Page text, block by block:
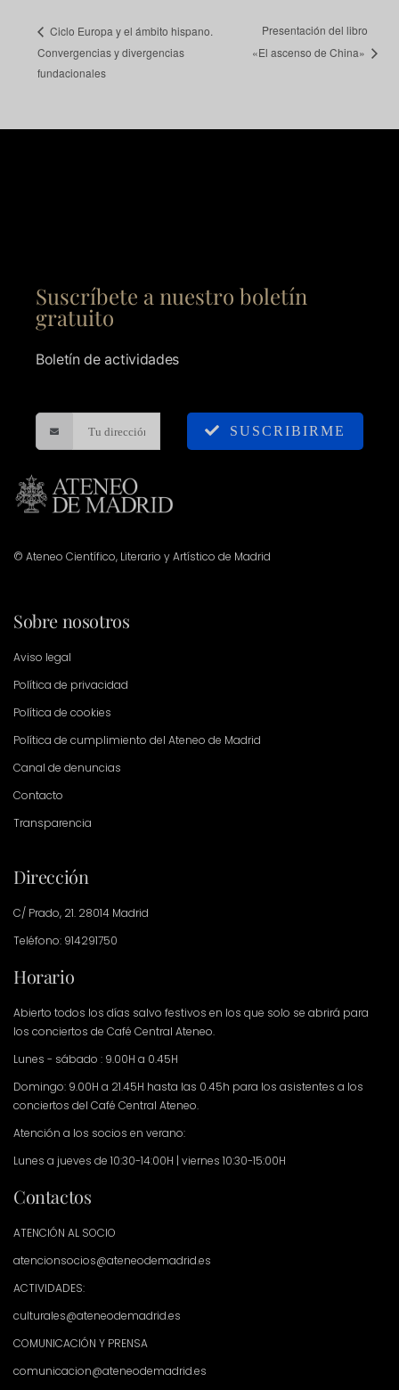
Ciclo Europa y el ámbito hispano.
Convergencias y divergencias
fundacionales
Presentación del libro
«El ascenso de China»
Suscríbete a nuestro boletín
gratuito
Boletín de actividades
SUSCRIBIRME
© Ateneo Científico, Literario y Artístico de Madrid
Sobre nosotros
Aviso legal
Política de privacidad
Política de cookies
Política de cumplimiento del Ateneo de Madrid
Canal de denuncias
Contacto
Transparencia
Dirección
C/ Prado, 21. 28014 Madrid
Teléfono: 914291750
Horario
Abierto todos los días salvo festivos en los que solo se abrirá para
los conciertos de Café Central Ateneo.
Lunes - sábado : 9.00H a 0.45H
Domingo: 9.00H a 21.45H hasta las 0.45h para los asistentes a los
conciertos del Café Central Ateneo.
Atención a los socios en verano:
Lunes a jueves de 10:30-14:00H | viernes 10:30-15:00H
Contactos
ATENCIÓN AL SOCIO
atencionsocios@ateneodemadrid.es
ACTIVIDADES:
culturales@ateneodemadrid.es
COMUNICACIÓN Y PRENSA
comunicacion@ateneodemadrid.es